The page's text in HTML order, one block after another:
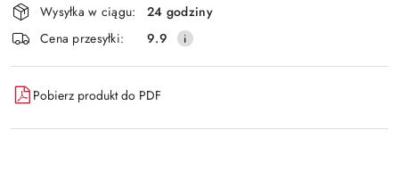
Wyślij
i
dostawa
Wysyłka w ciągu:
24 godziny
Cena przesyłki:
9.9
Pobierz produkt do PDF